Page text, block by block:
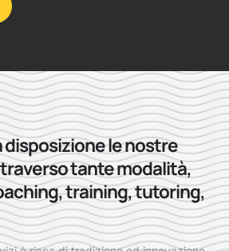
le nostre
tante modalità,
training, tutoring,